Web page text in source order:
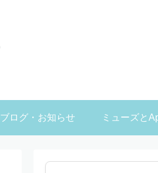
ブログ・お知らせ ミューズと